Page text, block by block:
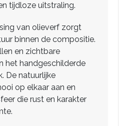
tijdloze uitstraling.
van olieverf zorgt
binnen de compositie.
en zichtbare
het handgeschilderde
De natuurlijke
op elkaar aan en
die rust en karakter